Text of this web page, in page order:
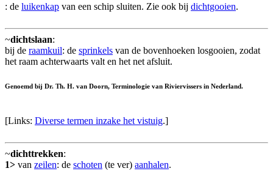
: de luikenkap van een schip sluiten. Zie ook bij dichtgooien.
~dichtslaan:
bij de raamkuil: de sprinkels van de bovenhoeken losgooien, zodat
het raam achterwaarts valt en het net afsluit.
Genoemd bij Dr. Th. H. van Doorn, Terminologie van Riviervissers in Nederland.
[Links: Diverse termen inzake het vistuig.]
~dichttrekken:
1> van zeilen: de schoten (te ver) aanhalen.